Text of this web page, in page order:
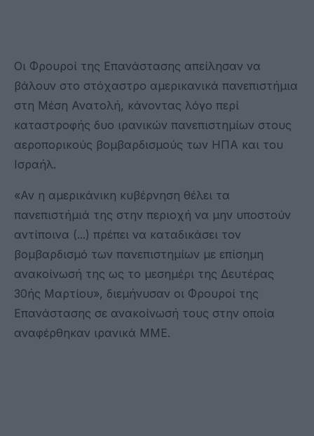
Οι Φρουροί της Επανάστασης απείλησαν να
βάλουν στο στόχαστρο αμερικανικά πανεπιστήμια
στη Μέση Ανατολή, κάνοντας λόγο περί
καταστροφής δυο ιρανικών πανεπιστημίων στους
αεροπορικούς βομβαρδισμούς των ΗΠΑ και του
Ισραήλ.
«Αν η αμερικάνικη κυβέρνηση θέλει τα
πανεπιστήμιά της στην περιοχή να μην υποστούν
αντίποινα (...) πρέπει να καταδικάσει τον
βομβαρδισμό των πανεπιστημίων με επίσημη
ανακοίνωσή της ως το μεσημέρι της Δευτέρας
30ής Μαρτίου», διεμήνυσαν οι Φρουροί της
Επανάστασης σε ανακοίνωσή τους στην οποία
αναφέρθηκαν ιρανικά ΜΜΕ.